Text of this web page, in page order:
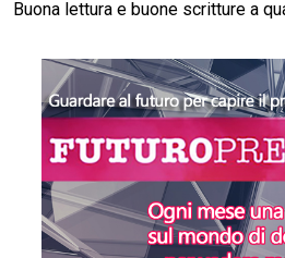
Buona lettura e buone scritture a